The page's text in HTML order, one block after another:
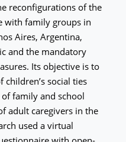
reconfigurations of the
with family groups in
Aires, Argentina,
and the mandatory
Its objective is to
social ties
family and school
adult caregivers in the
used a virtual